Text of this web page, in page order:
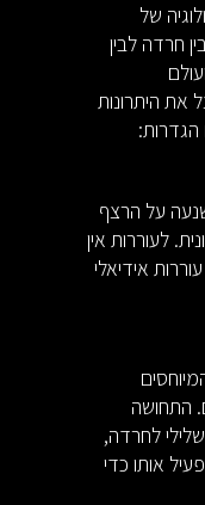
של
חרדה לבין
את היתרונות
הגדרות:
שנעה על הרצף
לעוררות אין
אידיאלי
התחושה
לחרדה,
אותו כדי